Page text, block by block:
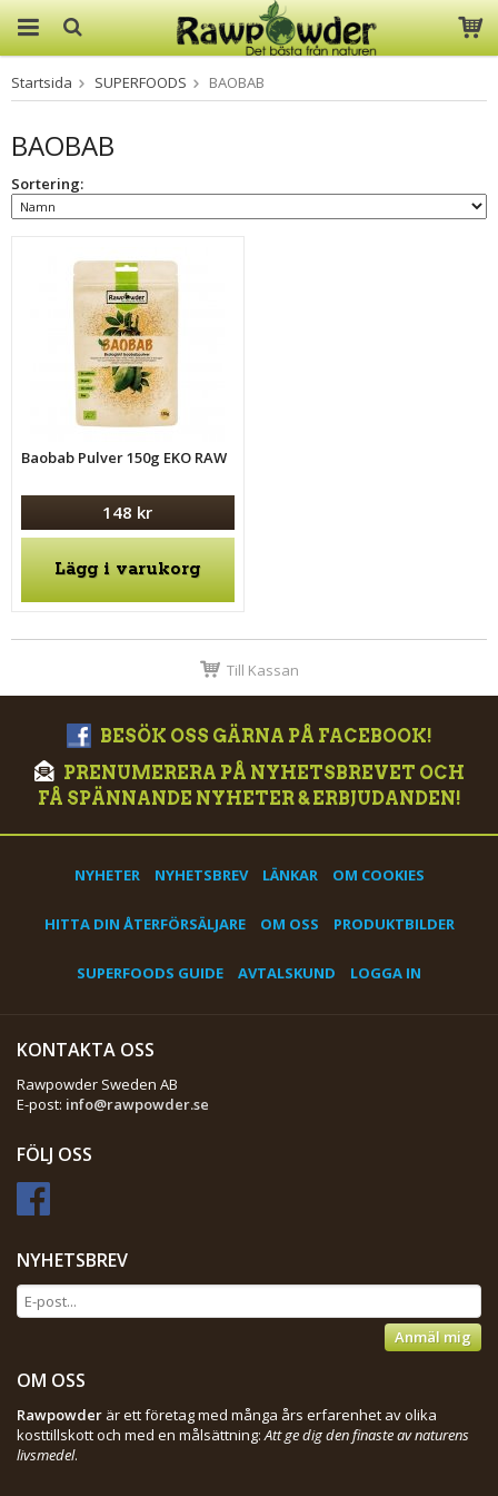
Produkten har blivit tillagd i
varukorgen
Startsida SUPERFOODS BAOBAB
BAOBAB
Sortering:
Baobab Pulver 150g EKO RAW
148 kr
Lägg i varukorg
Till Kassan
BESÖK OSS GÄRNA PÅ FACEBOOK!
PRENUMERERA PÅ NYHETSBREVET OCH
FÅ SPÄNNANDE NYHETER & ERBJUDANDEN!
NYHETER NYHETSBREV LÄNKAR OM COOKIES
HITTA DIN ÅTERFÖRSÄLJARE OM OSS PRODUKTBILDER
SUPERFOODS GUIDE AVTALSKUND LOGGA IN
KONTAKTA OSS
Rawpowder Sweden AB
E-post: info@rawpowder.se
FÖLJ OSS
NYHETSBREV
Anmäl mig
OM OSS
Rawpowder är ett företag med många års erfarenhet av olika
kosttillskott och med en målsättning:Att ge dig den finaste av naturens
livsmedel.